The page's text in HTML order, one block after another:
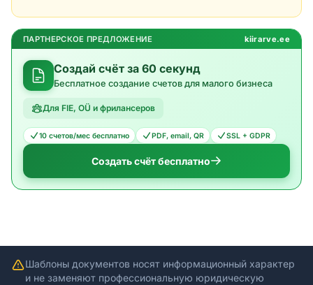
ПАРТНЕРСКОЕ ПРЕДЛОЖЕНИЕ kiirarve.ee
Создай счёт за 60 секунд
Бесплатное создание счетов для малого бизнеса
Для FIE, OÜ и фрилансеров
10 счетов/мес бесплатно PDF, email, QR SSL + GDPR
Создать счёт бесплатно
Шаблоны документов носят информационный характер
и не заменяют профессиональную юридическую